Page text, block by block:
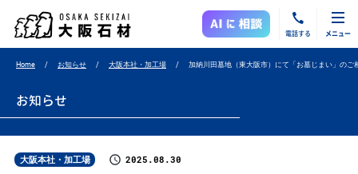
電話する メニュー
Home お知らせ 大阪本社・加工場 加納川田墓地（東大阪市）にて「お墓じまい」の
お知らせ
大阪本社・加工場 2025.08.30